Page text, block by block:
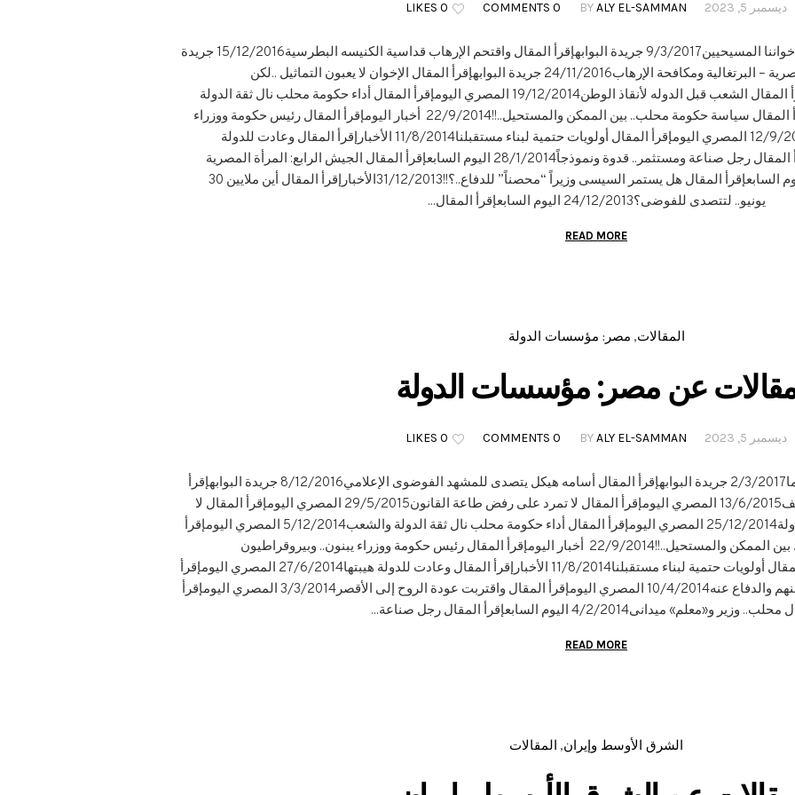
ديسمبر 5, 2023 BYALY EL-SAMMAN
0 COMMENTS
0 LIKES
لن نسمح للإرهاب المجرم بالعدوان على إخواننا المسيحيين9/3/2017 جريدة البوابهإقرأ المقال واقتحم الإرهاب قداسية الكنيسه البطرسية15/12/2016 جريدة
البوابهإقرأ المقال القمه المصرية – البرتغالية ومكافحة الإرهاب24/11/2016 جريدة البوابهإقرأ المقال الإخوان لا يعبون التماثيل ..لكن
ينسفونها16/6/2015 جريدة البوابةإقرأ المقال الشعب قبل الدوله لأنقاذ الوطن19/12/2014 المصري اليومإقرأ المقال أداء حكومة محلب نال ثقة الدولة
والشعب5/12/2014 المصري اليومإقرأ المقال سياسة حكومة محلب.. بين الممكن والمستحيل..!!22/9/2014 أخبار اليومإقرأ المقال رئيس حكومة ووزراء
يبنون.. وبيروقراطيون يهدمون!12/9/2014 المصري اليومإقرأ المقال أولويات حتمية لبناء مستقبلنا11/8/2014 الأخبارإقرأ المقال وعادت للدولة
هيبتها27/6/2014 المصري اليومإقرأ المقال رجل صناعة ومستثمر.. قدوة ونموذجاً28/1/2014 اليوم السابعإقرأ المقال الجيش الرابع: المرأة المصرية
وراء “نصر” الاستفتاء21/1/2014 اليوم السابعإقرأ المقال هل يستمر السيسى وزيراً “محصناً” للدفاع..؟!!31/12/2013الأخبارإقرأ المقال أين ملايين 30
يونيو.. لتتصدى للفوضى؟24/12/2013 اليوم السابعإقرأ المقال...
READ MORE
المقالات, مصر: مؤسسات الدولة
عن مصر: مؤسسات الدولة
ديسمبر 5, 2023 BYALY EL-SAMMAN
0 COMMENTS
0 LIKES
على المصيلحي ليس وزيرا فقط بل معلما2/3/2017 جريدة البوابهإقرأ المقال أسامه هيكل يتصدى للمشهد الفوضوى الإعلامي8/12/2016 جريدة البوابهإقرأ
المقال السيسى ومحلب قدرات لا تتوقف13/6/2015 المصري اليومإقرأ المقال لا تمرد على رفض طاعة القانون29/5/2015 المصري اليومإقرأ المقال لا
تسامح فى أختراق الإخوان مؤسسات الدولة25/12/2014 المصري اليومإقرأ المقال أداء حكومة محلب نال ثقة الدولة والشعب5/12/2014 المصري اليومإقرأ
المقال سياسة حكومة محلب.. بين الممكن والمستحيل..!!22/9/2014 أخبار اليومإقرأ المقال رئيس حكومة ووزراء يبنون.. وبيروقراطيون
يهدمون!12/9/2014 المصري اليومإقرأ المقال أولويات حتمية لبناء مستقبلنا11/8/2014 الأخبارإقرأ المقال وعادت للدولة هيبتها27/6/2014 المصري اليومإقرأ
المقال المصريون بأمريكا درع لحماية وطنهم والدفاع عنه10/4/2014 المصري اليومإقرأ المقال واقتربت عودة الروح إلى الأقصر3/3/2014 المصري اليومإقرأ
وزير و«معلم» ميدانى4/2/2014 اليوم السابعإقرأ المقال رجل صناعة...
READ MORE
الشرق الأوسط وإيران, المقالات